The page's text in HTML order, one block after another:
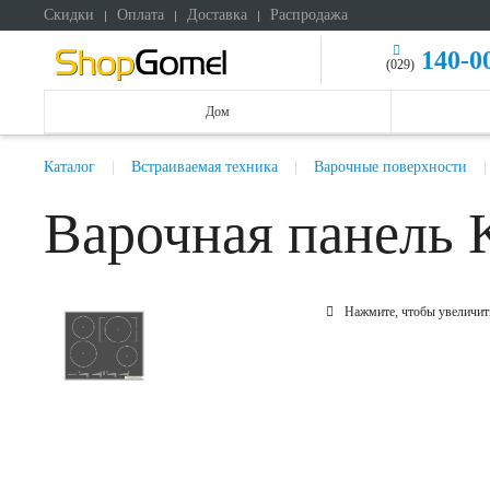
Скидки Оплата Доставка Распродажа
(029) 140-
Дом
Каталог Встраиваемая техника Варочные поверхности
Варочная панель
Нажмите, чтобы